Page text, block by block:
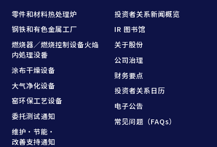
零件和材料热处理炉
钢铁和有色金属工厂
燃烧器／燃烧控制设备火焔
内処理没番
涂布干燥设备
大气净化设备
窑环保工艺设备
委托测试通知
维护·节能·
改善支持通知
投资者关系新闻概览
IR 图书馆
关于股份
公司治理
财务要点
投资者关系日历
电子公告
常见问题（FAQs）